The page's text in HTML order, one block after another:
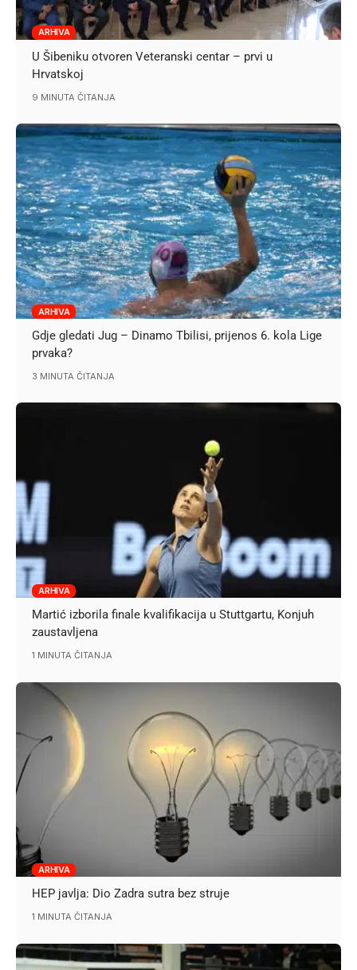
ARHIVA
U Šibeniku otvoren Veteranski centar – prvi u
Hrvatskoj
9 MINUTA ČITANJA
ARHIVA
Gdje gledati Jug – Dinamo Tbilisi, prijenos 6. kola Lige
prvaka?
3 MINUTA ČITANJA
ARHIVA
Martić izborila finale kvalifikacija u Stuttgartu, Konjuh
zaustavljena
1 MINUTA ČITANJA
ARHIVA
HEP javlja: Dio Zadra sutra bez struje
1 MINUTA ČITANJA